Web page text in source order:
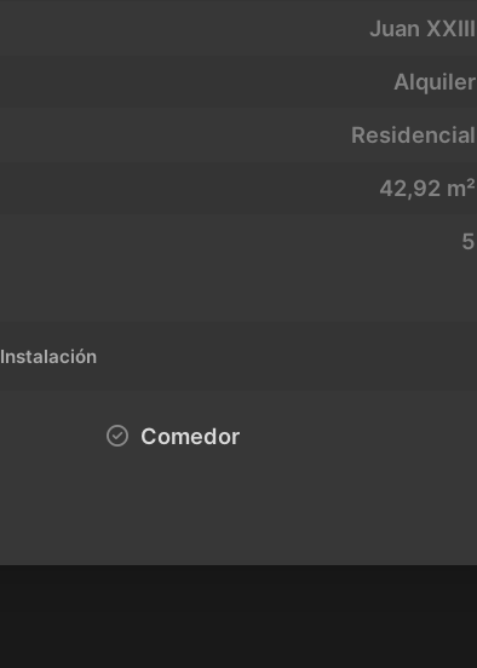
Juan XXIII
Alquiler
Residencial
42,92 m²
5
Instalación
Comedor